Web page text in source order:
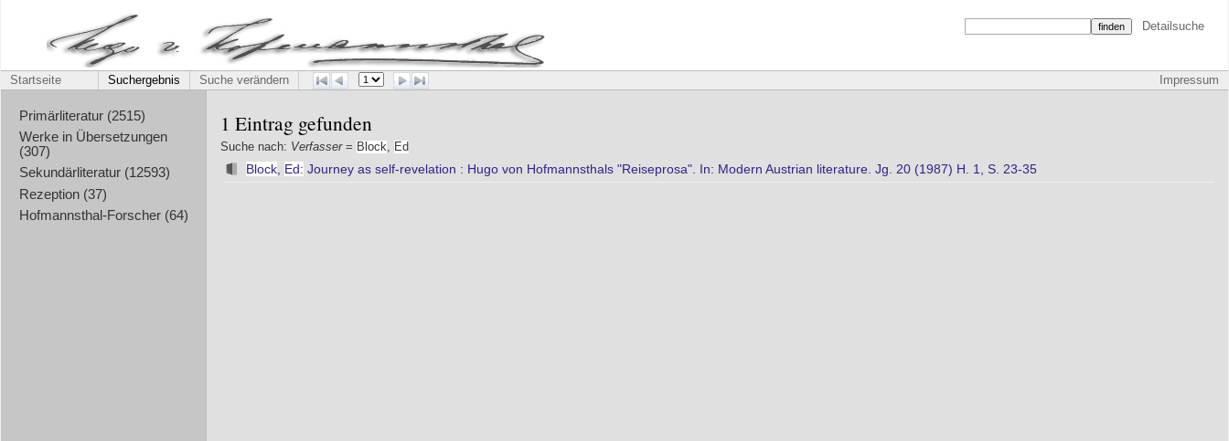
Detailsuche
Impressum
Startseite Suchergebnis Suche verändern
Primärliteratur (2515)
Werke in Übersetzungen
(307)
Sekundärliteratur (12593)
Rezeption (37)
Hofmannsthal-Forscher (64)
1 Eintrag gefunden
Suche nach: Verfasser= Block Ed
Block, Ed: Journey as self-revelation : Hugo von Hofmannsthals "Reiseprosa". In: Modern Austrian literature. Jg. 20 (1987) H. 1, S. 23-35